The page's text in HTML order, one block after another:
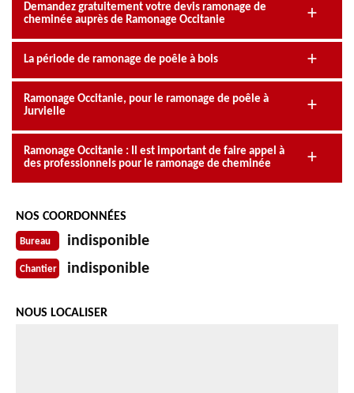
Demandez gratuitement votre devis ramonage de
cheminée auprès de Ramonage Occitanie
La période de ramonage de poêle à bois
Ramonage Occitanie, pour le ramonage de poêle à
Jurvielle
Ramonage Occitanie : Il est important de faire appel à
des professionnels pour le ramonage de cheminée
NOS COORDONNÉES
Bureau indisponible
Chantier indisponible
NOUS LOCALISER